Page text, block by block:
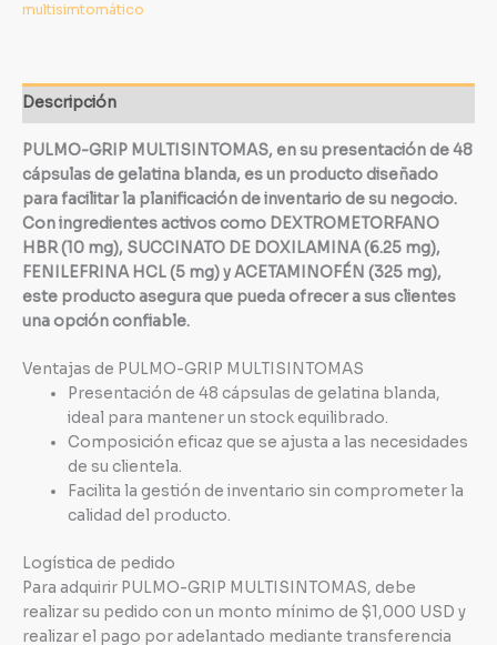
multisimtomático
Descripción
PULMO-GRIP MULTISINTOMAS, en su presentación de 48
cápsulas de gelatina blanda, es un producto diseñado
para facilitar la planificación de inventario de su negocio.
Con ingredientes activos como DEXTROMETORFANO
HBR (10 mg), SUCCINATO DE DOXILAMINA (6.25 mg),
FENILEFRINA HCL (5 mg) y ACETAMINOFÉN (325 mg),
este producto asegura que pueda ofrecer a sus clientes
una opción confiable.
Ventajas de PULMO-GRIP MULTISINTOMAS
Presentación de 48 cápsulas de gelatina blanda,
ideal para mantener un stock equilibrado.
Composición eficaz que se ajusta a las necesidades
de su clientela.
Facilita la gestión de inventario sin comprometer la
calidad del producto.
Logística de pedido
Para adquirir PULMO-GRIP MULTISINTOMAS, debe
realizar su pedido con un monto mínimo de $1,000 USD y
realizar el pago por adelantado mediante transferencia